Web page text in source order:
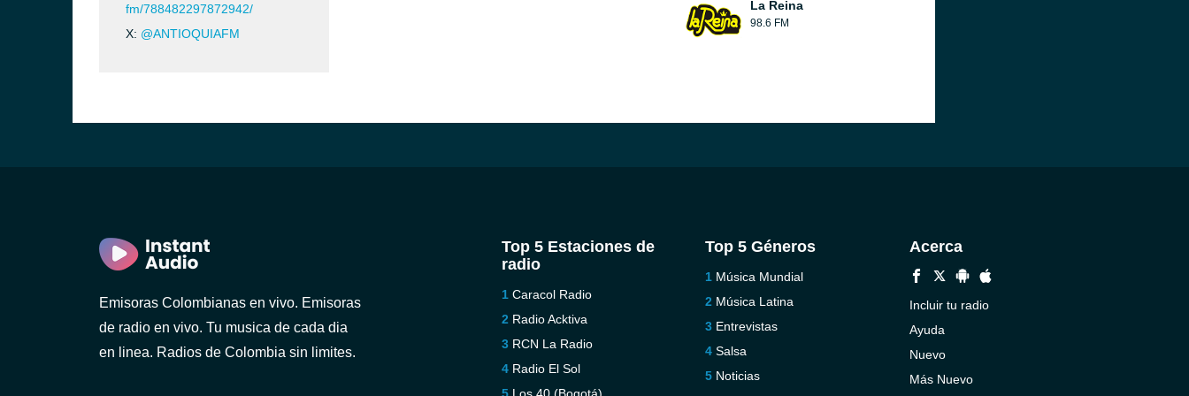
fm/788482297872942/
X: @ANTIOQUIAFM
La Reina
98.6 FM
Emisoras Colombianas en vivo. Emisoras
de radio en vivo. Tu musica de cada dia
en linea. Radios de Colombia sin limites.
Top 5 Estaciones de
radio
Caracol Radio
Radio Acktiva
RCN La Radio
Radio El Sol
Top 5 Géneros
Música Mundial
Música Latina
Entrevistas
Salsa
Noticias
Acerca
Incluir tu radio
Ayuda
Nuevo
Más Nuevo